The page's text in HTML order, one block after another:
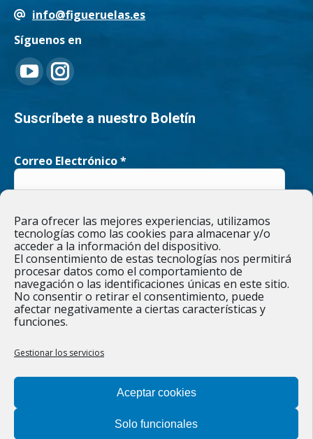
Para ofrecer las mejores experiencias, utilizamos
tecnologías como las cookies para almacenar y/o
acceder a la información del dispositivo.
El consentimiento de estas tecnologías nos permitirá
procesar datos como el comportamiento de
navegación o las identificaciones únicas en este sitio.
No consentir o retirar el consentimiento, puede
afectar negativamente a ciertas características y
funciones.
Gestionar los servicios
Aceptar cookies
Solo funcionales
info@figueruelas.es
Síguenos en
Encuéntranos en:
YouTube
page
in
window
Instagram
page
in
window
Suscríbete a nuestro Boletín
Correo Electrónico*
He leído y acepto laPolítica de privacidad
Responsable » Ayuntamiento de Figueruelas / Finalidad » enviarte
nuestras publicaciones y noticias. / Legitimación » tu
consentimiento. / Destinatarios » solo se realizan cesiones si
existe una obligación legal. / Derechos » podrás ejercer tus
como se indica en laPolítica de privacidad